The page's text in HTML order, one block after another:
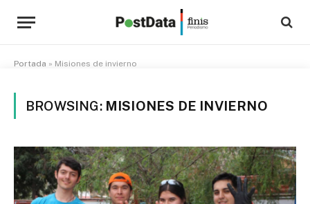
Portada » Misiones de invierno
BROWSING: MISIONES DE INVIERNO